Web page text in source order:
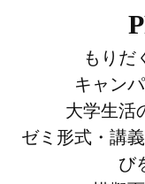
もりだ
キャン
大学生活
ゼミ形式・講
び